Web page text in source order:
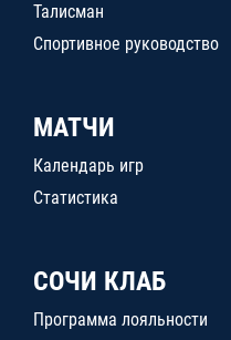
Талисман
Спортивное руководство
МАТЧИ
Календарь игр
Статистика
СОЧИ КЛАБ
Программа лояльности